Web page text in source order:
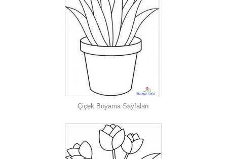
Çiçek Boyama Sayfaları